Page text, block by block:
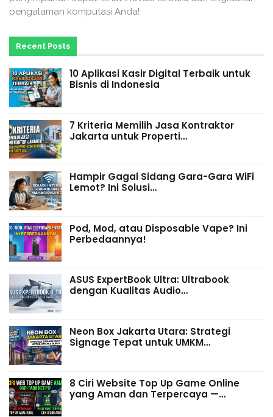
pengalaman komputasi Anda!
Recent Posts
10 Aplikasi Kasir Digital Terbaik untuk
Bisnis di Indonesia
7 Kriteria Memilih Jasa Kontraktor
Jakarta untuk Properti…
Hampir Gagal Sidang Gara-Gara WiFi
Lemot? Ini Solusi…
Pod, Mod, atau Disposable Vape? Ini
Perbedaannya!
ASUS ExpertBook Ultra: Ultrabook
dengan Kualitas Audio…
Neon Box Jakarta Utara: Strategi
Signage Tepat untuk UMKM…
8 Ciri Website Top Up Game Online
yang Aman dan Terpercaya —…